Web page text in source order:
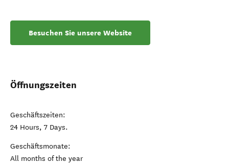
Besuchen Sie unsere Website
Öffnungszeiten
Geschäftszeiten:
24 Hours, 7 Days.
Geschäftsmonate:
All months of the year